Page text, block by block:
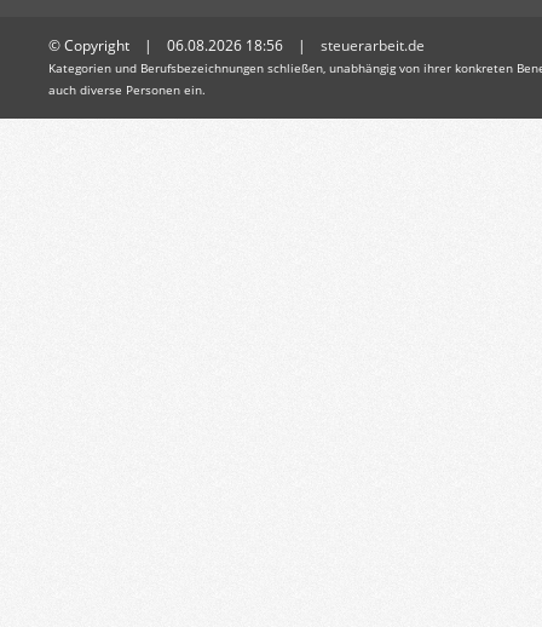
© Copyright | 06.08.2026 18:56 | steuerarbeit.de
Kategorien und Berufsbezeichnungen schließen, unabhängig von ihrer konkreten
auch diverse Personen ein.